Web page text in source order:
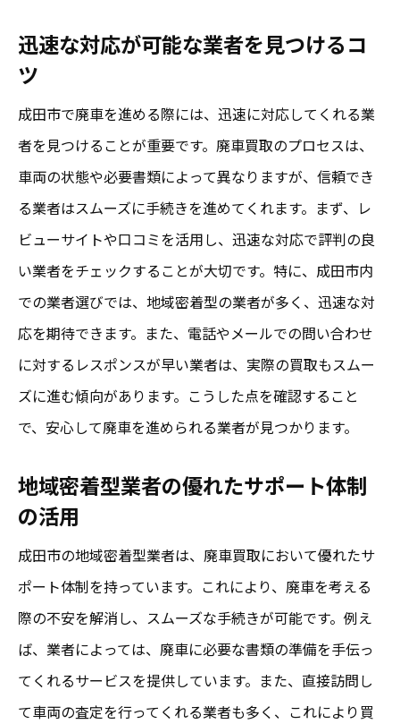
迅速な対応が可能な業者を見つけるコ
ツ
成田市で廃車を進める際には、迅速に対応してくれる業
者を見つけることが重要です。廃車買取のプロセスは、
車両の状態や必要書類によって異なりますが、信頼でき
る業者はスムーズに手続きを進めてくれます。まず、レ
ビューサイトや口コミを活用し、迅速な対応で評判の良
い業者をチェックすることが大切です。特に、成田市内
での業者選びでは、地域密着型の業者が多く、迅速な対
応を期待できます。また、電話やメールでの問い合わせ
に対するレスポンスが早い業者は、実際の買取もスムー
ズに進む傾向があります。こうした点を確認すること
で、安心して廃車を進められる業者が見つかります。
地域密着型業者の優れたサポート体制
の活用
成田市の地域密着型業者は、廃車買取において優れたサ
ポート体制を持っています。これにより、廃車を考える
際の不安を解消し、スムーズな手続きが可能です。例え
ば、業者によっては、廃車に必要な書類の準備を手伝っ
てくれるサービスを提供しています。また、直接訪問し
て車両の査定を行ってくれる業者も多く、これにより買